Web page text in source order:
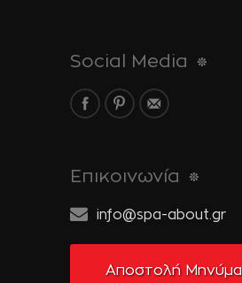
Social Media
Επικοινωνία
info@spa-about.gr
Αποστολή